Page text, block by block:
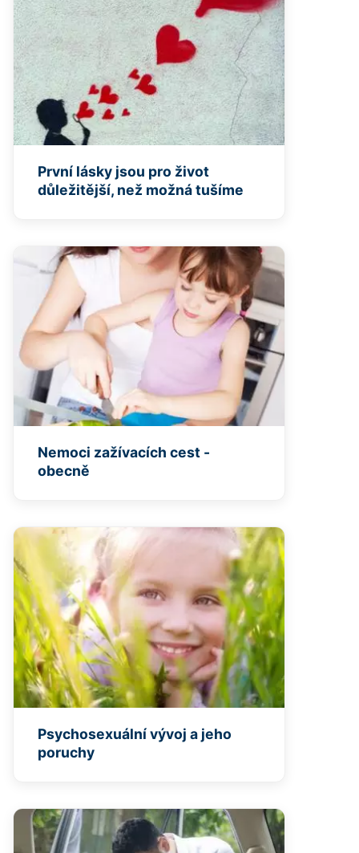
První lásky jsou pro život
důležitější, než možná tušíme
Nemoci zažívacích cest -
obecně
Psychosexuální vývoj a jeho
poruchy